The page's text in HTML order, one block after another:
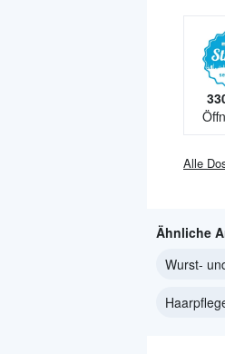
Alle
Ähnliche
Wurst-